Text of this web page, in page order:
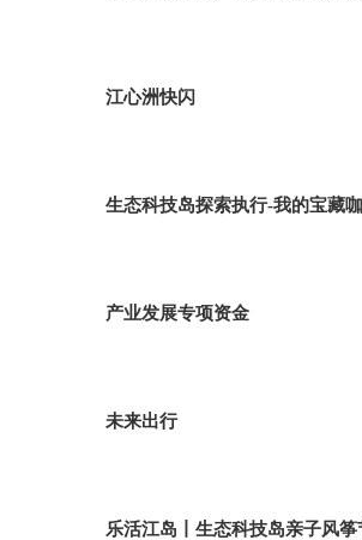
江心洲快闪
生态科技岛探索执行-我的宝藏
产业发展专项资金
未来出行
乐活江岛丨生态科技岛亲子风筝